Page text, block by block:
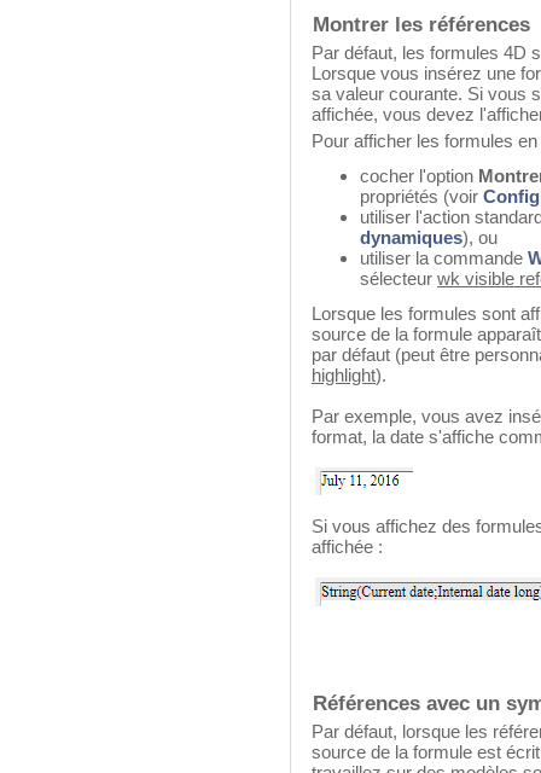
Montrer les références
Par défaut, les formules 4D
Lorsque vous insérez une
sa valeur courante. Si vous
affichée, vous devez
Pour afficher les formules
cocher l'option
propriétés (voir
utiliser l'action
dynamiques), ou
utiliser la commande
sélecteur wk visible
Lorsque les formules sont
source de la formule
par défaut (peut être
highlight).
Par exemple, vous avez
format, la date s'affiche
Si vous affichez des
affichée :
Références avec un
Par défaut, lorsque les
source de la formule est